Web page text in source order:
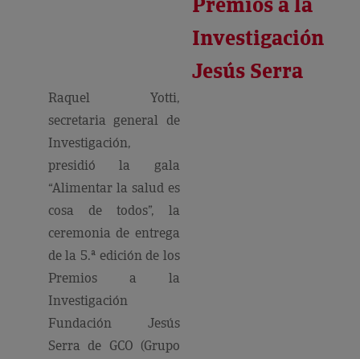
Investigación
Jesús Serra
Raquel Yotti,
secretaria general de
Investigación,
presidió la gala
“Alimentar la salud es
cosa de todos”, la
ceremonia de entrega
de la 5.ª edición de los
Premios a la
Investigación
Fundación Jesús
Serra de GCO (Grupo